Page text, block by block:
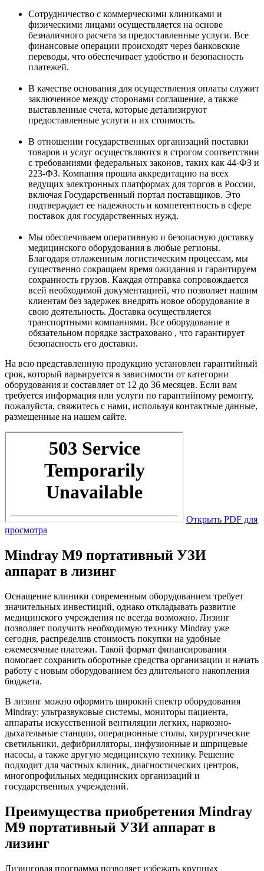
Сотрудничество с коммерческими клиниками и
физическими лицами осуществляется на основе
безналичного расчета за предоставленные услуги. Все
финансовые операции происходят через банковские
переводы, что обеспечивает удобство и безопасность
платежей.
В качестве основания для осуществления оплаты служит
заключенное между сторонами соглашение, а также
выставленные счета, которые детализируют
предоставленные услуги и их стоимость.
В отношении государственных организаций поставки
товаров и услуг осуществляются в строгом соответствии
с требованиями федеральных законов, таких как 44-ФЗ и
223-ФЗ. Компания прошла аккредитацию на всех
ведущих электронных платформах для торгов в России,
включая Государственный портал поставщиков. Это
подтверждает ее надежность и компетентность в сфере
поставок для государственных нужд.
Мы обеспечиваем оперативную и безопасную доставку
медицинского оборудования в любые регионы.
Благодаря отлаженным логистическим процессам, мы
существенно сокращаем время ожидания и гарантируем
сохранность грузов. Каждая отправка сопровождается
всей необходимой документацией, что позволяет нашим
клиентам без задержек внедрять новое оборудование в
свою деятельность. Доставка осуществляется
транспортными компаниями. Все оборудование в
обязательном порядке застраховано , что гарантирует
безопасность его доставки.
На всю представленную продукцию установлен гарантийный
срок, который варьируется в зависимости от категории
оборудования и составляет от 12 до 36 месяцев. Если вам
требуется информация или услуги по гарантийному ремонту,
пожалуйста, свяжитесь с нами, используя контактные данные,
размещенные на нашем сайте.
Открыть PDF для
просмотра
Mindray M9 портативный УЗИ
аппарат в лизинг
Оснащение клиники современным оборудованием требует
значительных инвестиций, однако откладывать развитие
медицинского учреждения не всегда возможно. Лизинг
позволяет получить необходимую технику Mindray уже
сегодня, распределив стоимость покупки на удобные
ежемесячные платежи. Такой формат финансирования
помогает сохранить оборотные средства организации и начать
работу с новым оборудованием без длительного накопления
бюджета.
В лизинг можно оформить широкий спектр оборудования
Mindray: ультразвуковые системы, мониторы пациента,
аппараты искусственной вентиляции легких, наркозно-
дыхательные станции, операционные столы, хирургические
светильники, дефибрилляторы, инфузионные и шприцевые
насосы, а также другую медицинскую технику. Решение
подходит для частных клиник, диагностических центров,
многопрофильных медицинских организаций и
государственных учреждений.
Преимущества приобретения Mindray
M9 портативный УЗИ аппарат в
лизинг
Лизинговая программа позволяет избежать крупных